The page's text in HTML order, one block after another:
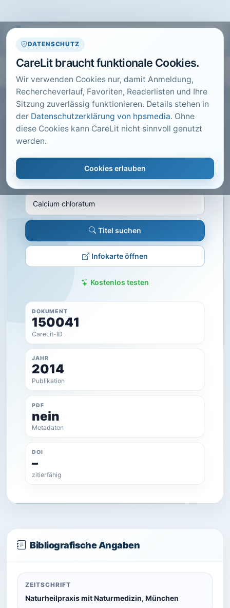
DATENSCHUTZ
CareLit braucht funktionale Cookies.
Wir verwenden Cookies nur, damit Anmeldung,
Rechercheverlauf, Favoriten, Readerlisten und Ihre
Sitzung zuverlässig funktionieren. Details stehen in
der Datenschutzerklärung von hpsmedia. Ohne
diese Cookies kann CareLit nicht sinnvoll genutzt
werden.
Cookies erlauben
CARELIT FACHARTIKEL
Calcium chloratum
Schmitt, E.; · Naturheilpraxis mit Naturmedizin,
München · 2014 · Heft 5 · S. 52 bis 55
Titel suchen
Infokarte öffnen
Kostenlos testen
DOKUMENT
150041
CareLit-ID
JAHR
2014
Publikation
PDF
nein
Metadaten
DOI
–
zitierfähig
Bibliografische Angaben
ZEITSCHRIFT
Naturheilpraxis mit Naturmedizin, München